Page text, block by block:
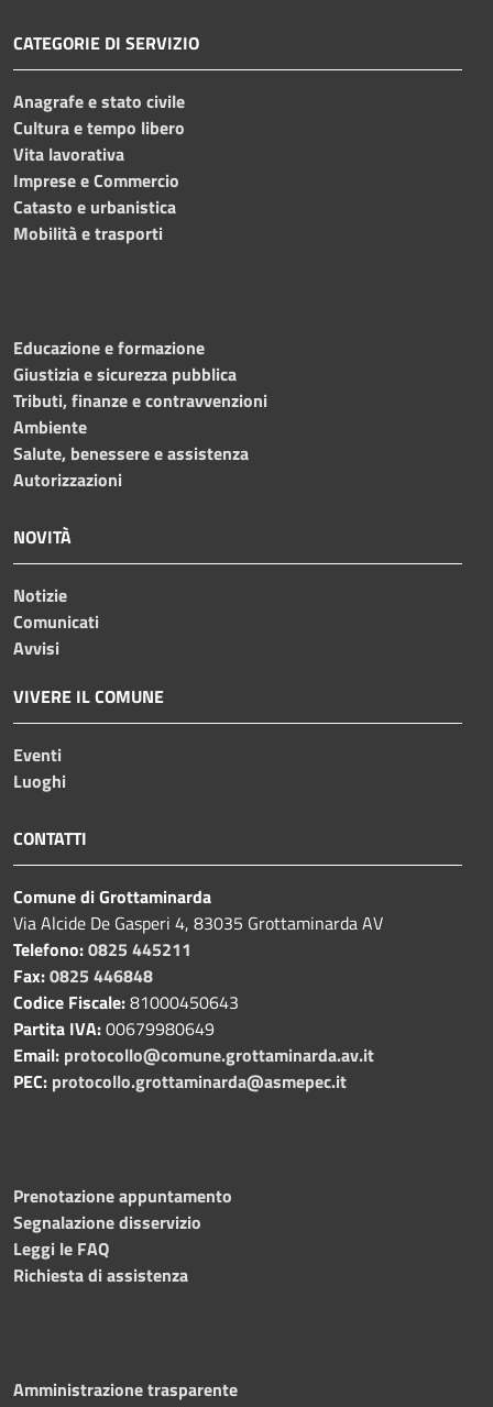
CATEGORIE DI SERVIZIO
Anagrafe e stato civile
Cultura e tempo libero
Vita lavorativa
Imprese e Commercio
Catasto e urbanistica
Mobilità e trasporti
Educazione e formazione
Giustizia e sicurezza pubblica
Tributi, finanze e contravvenzioni
Ambiente
Salute, benessere e assistenza
Autorizzazioni
NOVITÀ
Notizie
Comunicati
Avvisi
VIVERE IL COMUNE
Eventi
Luoghi
CONTATTI
Comune di Grottaminarda
Via Alcide De Gasperi 4, 83035 Grottaminarda AV
Telefono:0825 445211
Fax:0825 446848
Codice Fiscale:81000450643
Partita IVA:00679980649
Email: protocollo@comune.grottaminarda.av.it
PEC: protocollo.grottaminarda@asmepec.it
Prenotazione appuntamento
Segnalazione disservizio
Leggi le FAQ
Richiesta di assistenza
Amministrazione trasparente